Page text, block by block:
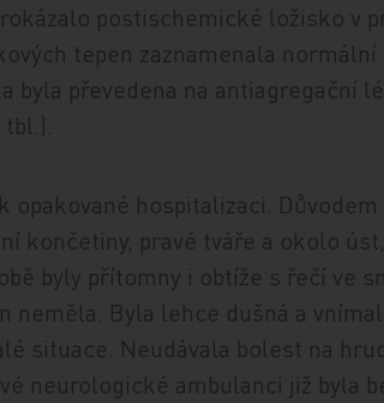
postischemické ložisko v
tepen zaznamenala
byla převedena na antiagregační
opakované hospitalizaci.
končetiny, pravé tváře a okolo
byly přítomny i obtíže s řečí ve
neměla. Byla lehce dušná a
situace. Neudávala bolest na
neurologické ambulanci již byla